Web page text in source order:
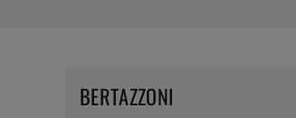
BERTAZZONI